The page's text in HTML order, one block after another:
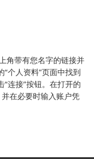
角带有您名字的链接并
个人资料”页面中找到
连接”按钮。在打开的
在必要时输入账户凭